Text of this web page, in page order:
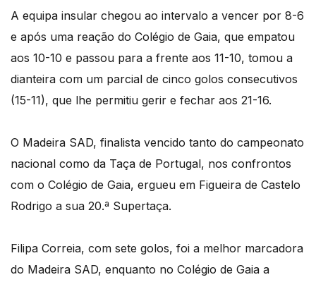
A equipa insular chegou ao intervalo a vencer por 8-6
e após uma reação do Colégio de Gaia, que empatou
aos 10-10 e passou para a frente aos 11-10, tomou a
dianteira com um parcial de cinco golos consecutivos
(15-11), que lhe permitiu gerir e fechar aos 21-16.
O Madeira SAD, finalista vencido tanto do campeonato
nacional como da Taça de Portugal, nos confrontos
com o Colégio de Gaia, ergueu em Figueira de Castelo
Rodrigo a sua 20.ª Supertaça.
Filipa Correia, com sete golos, foi a melhor marcadora
do Madeira SAD, enquanto no Colégio de Gaia a